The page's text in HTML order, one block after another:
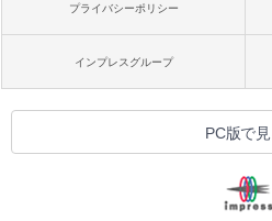
プライバシーポリシー
インプレスグループ
PC版で